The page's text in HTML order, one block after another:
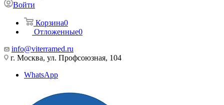
Войти
Корзина0
Отложенные0
info@viterramed.ru
г. Москва, ул. Профсоюзная, 104
WhatsApp